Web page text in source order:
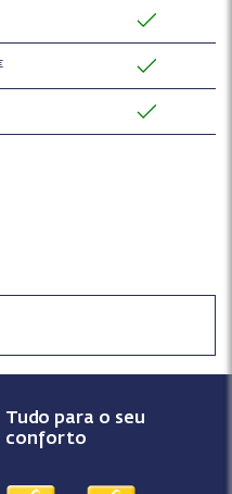
Tudo para o seu
conforto